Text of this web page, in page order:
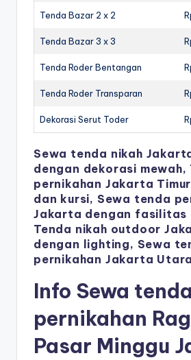
Tenda Bazar 2 x 2
Tenda Bazar 3 x 3
Tenda Roder Bentangan
Tenda Roder Transparan
Dekorasi Serut Toder
Sewa tenda nikah
dengan dekorasi mewah,
pernikahan Jakarta
dan kursi, Sewa tenda
Jakarta dengan fasilitas
Tenda nikah outdoor
dengan lighting, Sewa
pernikahan Jakarta
Info Sewa tenda
pernikahan
Pasar Minggu